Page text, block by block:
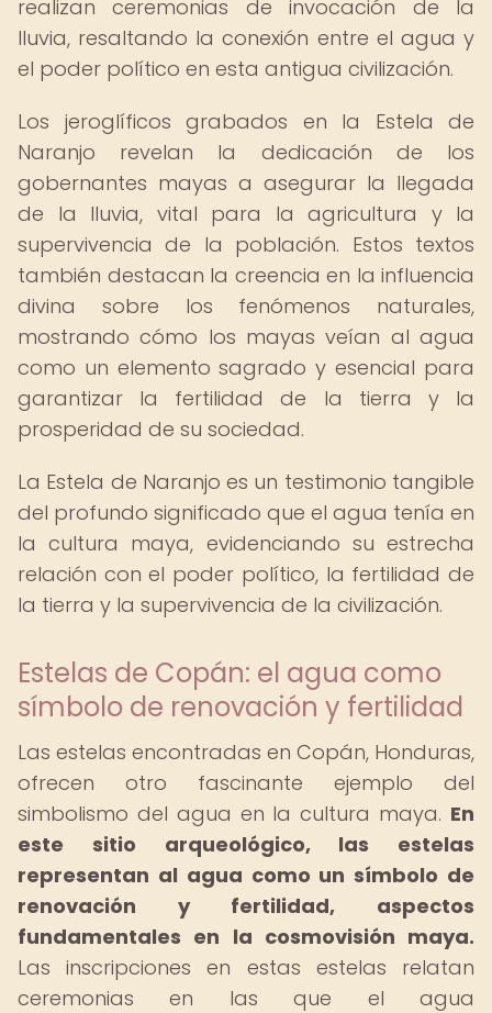
realizan ceremonias de invocación de la
lluvia, resaltando la conexión entre el agua y
el poder político en esta antigua civilización.
Los jeroglíficos grabados en la Estela de
Naranjo revelan la dedicación de los
gobernantes mayas a asegurar la llegada
de la lluvia, vital para la agricultura y la
supervivencia de la población. Estos textos
también destacan la creencia en la influencia
divina sobre los fenómenos naturales,
mostrando cómo los mayas veían al agua
como un elemento sagrado y esencial para
garantizar la fertilidad de la tierra y la
prosperidad de su sociedad.
La Estela de Naranjo es un testimonio tangible
del profundo significado que el agua tenía en
la cultura maya, evidenciando su estrecha
relación con el poder político, la fertilidad de
la tierra y la supervivencia de la civilización.
Estelas de Copán: el agua como
símbolo de renovación y fertilidad
Las estelas encontradas en Copán, Honduras,
ofrecen otro fascinante ejemplo del
simbolismo del agua en la cultura maya. En
este sitio arqueológico, las estelas
representan al agua como un símbolo de
renovación y fertilidad, aspectos
fundamentales en la cosmovisión maya.
Las inscripciones en estas estelas relatan
ceremonias en las que el agua